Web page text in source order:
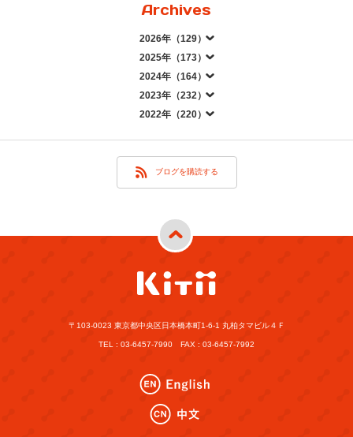
Archives
2026年（129）
2025年（173）
2024年（164）
2023年（232）
2022年（220）
ブログを購読する
〒103-0023 東京都中央区日本橋本町1-6-1 丸柏タマビル４Ｆ
TEL : 03-6457-7990 FAX : 03-6457-7992